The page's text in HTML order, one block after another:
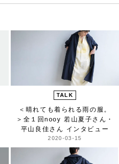
TALK
＜晴れても着られる雨の服。
＞ 全１回nooy 若山夏子さん・
平山良佳さん インタビュー
2020-03-15